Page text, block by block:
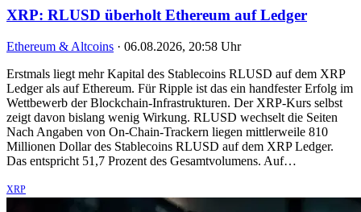
XRP: RLUSD überholt Ethereum auf Ledger
Ethereum & Altcoins · 06.08.2026, 20:58 Uhr
Erstmals liegt mehr Kapital des Stablecoins RLUSD auf dem XRP
Ledger als auf Ethereum. Für Ripple ist das ein handfester Erfolg im
Wettbewerb der Blockchain-Infrastrukturen. Der XRP-Kurs selbst
zeigt davon bislang wenig Wirkung. RLUSD wechselt die Seiten
Nach Angaben von On-Chain-Trackern liegen mittlerweile 810
Millionen Dollar des Stablecoins RLUSD auf dem XRP Ledger.
Das entspricht 51,7 Prozent des Gesamtvolumens. Auf…
XRP